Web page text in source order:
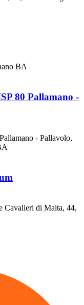
BA
80 Pallamano -
- Pallavolo,
Cavalieri di Malta, 44,